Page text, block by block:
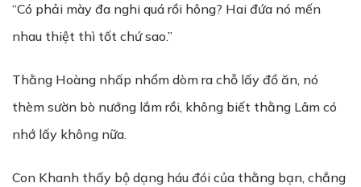
“Có phải mày đa nghi quá rồi hông? Hai đứa nó mến
nhau thiệt thì tốt chứ sao.”
Thằng Hoàng nhấp nhổm dòm ra chỗ lấy đồ ăn, nó
thèm sườn bò nướng lắm rồi, không biết thằng Lâm có
nhớ lấy không nữa.
Con Khanh thấy bộ dạng háu đói của thằng bạn, chẳng